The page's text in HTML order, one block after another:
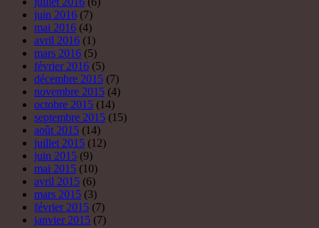
juin 2016 (7)
mai 2016 (4)
avril 2016 (1)
mars 2016 (5)
février 2016 (5)
décembre 2015 (7)
novembre 2015 (4)
octobre 2015 (14)
septembre 2015 (15)
août 2015 (14)
juillet 2015 (12)
juin 2015 (9)
mai 2015 (10)
avril 2015 (6)
mars 2015 (3)
février 2015 (7)
janvier 2015 (7)